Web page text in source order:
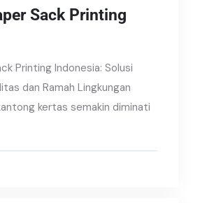
Sack Printing
Printing Indonesia: Solusi
dan Ramah Lingkungan
kertas semakin diminati